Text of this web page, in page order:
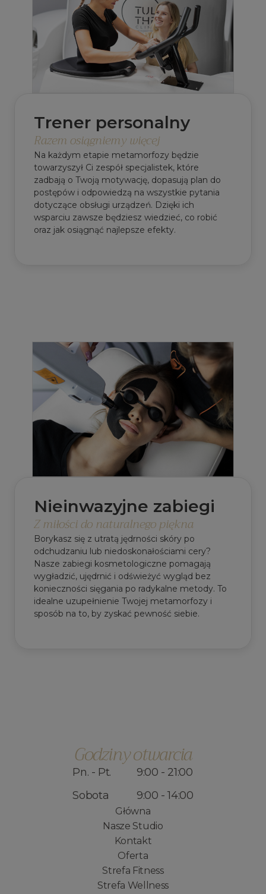
Trener personalny
Razem osiągniemy więcej
Na każdym etapie metamorfozy będzie
towarzyszył Ci zespół specjalistek, które
zadbają o Twoją motywację, dopasują plan do
postępów i odpowiedzą na wszystkie pytania
dotyczące obsługi urządzeń. Dzięki ich
wsparciu zawsze będziesz wiedzieć, co robić
oraz jak osiągnąć najlepsze efekty.
Nieinwazyjne zabiegi
Z miłości do naturalnego piękna
Borykasz się z utratą jędrności skóry po
odchudzaniu lub niedoskonałościami cery?
Nasze zabiegi kosmetologiczne pomagają
wygładzić, ujędrnić i odświeżyć wygląd bez
konieczności sięgania po radykalne metody. To
idealne uzupełnienie Twojej metamorfozy i
sposób na to, by zyskać pewność siebie.
Główna
Nasze Studio
Kontakt
Oferta
Strefa Fitness
Strefa Wellness
Godziny otwarcia
Pn. - Pt.
9:00 - 21:00
Sobota
9:00 - 14:00